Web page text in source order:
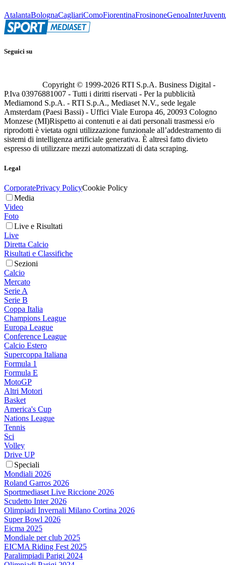
AtalantaBolognaCagliariComoFiorentinaFrosinoneGenoaInter
Seguici su
Copyright © 1999-2026 RTI S.p.A. Business Digital -
P.Iva 03976881007 - Tutti i diritti riservati - Per la pubblicità
Mediamond S.p.A. - RTI S.p.A., Mediaset N.V., sede legale
Amsterdam (Paesi Bassi) - Uffici Viale Europa 46, 20093 Cologno
Monzese (MI)Rispetto ai contenuti e ai dati personali trasmessi e/o
riprodotti è vietata ogni utilizzazione funzionale all’addestramento di
sistemi di intelligenza artificiale generativa. È altresì fatto divieto
espresso di utilizzare mezzi automatizzati di data scraping.
Legal
CorporatePrivacy PolicyCookie Policy
Media
Video
Foto
Live e Risultati
Live
Diretta Calcio
Risultati e Classifiche
Sezioni
Calcio
Mercato
Serie A
Serie B
Coppa Italia
Champions League
Europa League
Conference League
Calcio Estero
Supercoppa Italiana
Formula 1
Formula E
MotoGP
Altri Motori
Basket
America's Cup
Nations League
Tennis
Sci
Volley
Drive UP
Speciali
Mondiali 2026
Roland Garros 2026
Sportmediaset Live Riccione 2026
Scudetto Inter 2026
Olimpiadi Invernali Milano Cortina 2026
Super Bowl 2026
Eicma 2025
Mondiale per club 2025
EICMA Riding Fest 2025
Paralimpiadi Parigi 2024